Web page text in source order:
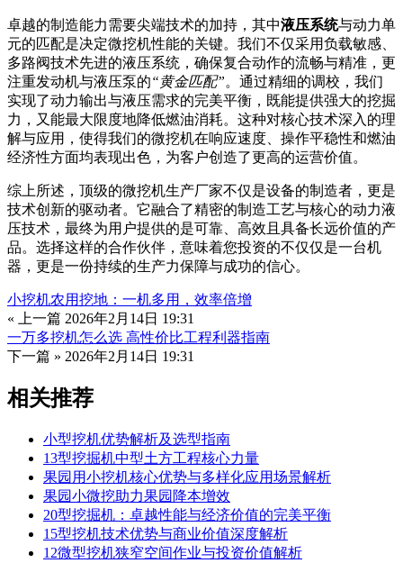
卓越的制造能力需要尖端技术的加持，其中液压系统与动力单
元的匹配是决定微挖机性能的关键。我们不仅采用负载敏感、
多路阀技术先进的液压系统，确保复合动作的流畅与精准，更
注重发动机与液压泵的“黄金匹配”。通过精细的调校，我们
实现了动力输出与液压需求的完美平衡，既能提供强大的挖掘
力，又能最大限度地降低燃油消耗。这种对核心技术深入的理
解与应用，使得我们的微挖机在响应速度、操作平稳性和燃油
经济性方面均表现出色，为客户创造了更高的运营价值。
综上所述，顶级的微挖机生产厂家不仅是设备的制造者，更是
技术创新的驱动者。它融合了精密的制造工艺与核心的动力液
压技术，最终为用户提供的是可靠、高效且具备长远价值的产
品。选择这样的合作伙伴，意味着您投资的不仅仅是一台机
器，更是一份持续的生产力保障与成功的信心。
小挖机农用挖地：一机多用，效率倍增
« 上一篇 2026年2月14日 19:31
一万多挖机怎么选 高性价比工程利器指南
下一篇 » 2026年2月14日 19:31
相关推荐
小型挖机优势解析及选型指南
13型挖掘机中型土方工程核心力量
果园用小挖机核心优势与多样化应用场景解析
果园小微挖助力果园降本增效
20型挖掘机：卓越性能与经济价值的完美平衡
15型挖机技术优势与商业价值深度解析
12微型挖机狭窄空间作业与投资价值解析